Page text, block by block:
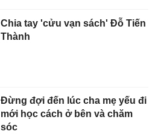
Chia tay 'cửu vạn sách' Đỗ Tiến
Thành
Đừng đợi đến lúc cha mẹ yếu đi
mới học cách ở bên và chăm
sóc